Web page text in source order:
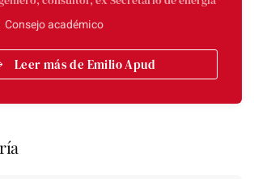
Consejo académico
Leer más de Emilio Apud